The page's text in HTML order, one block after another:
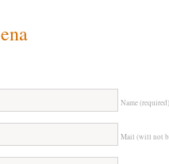
Name (required)
Mail (will not